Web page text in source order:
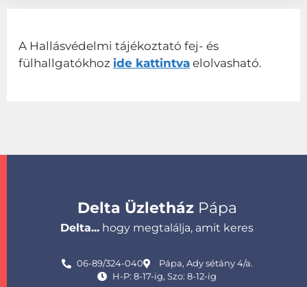
A Hallásvédelmi tájékoztató fej- és
fülhallgatókhoz ide kattintva elolvasható.
Delta ÜzletházPápa
Delta... hogy megtalálja, amit keres
06-89/324-040
Pápa, Ady sétány 4/a.
H-P: 8-17-ig, Szo: 8-12-ig